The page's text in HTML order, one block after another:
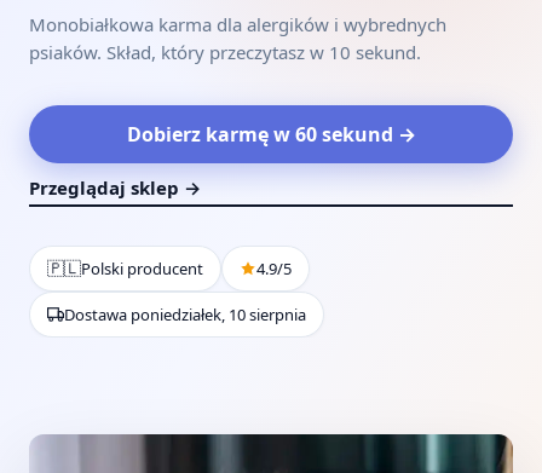
Monobiałkowa karma dla alergików i wybrednych
psiaków. Skład, który przeczytasz w 10 sekund.
Dobierz karmę w 60 sekund →
Przeglądaj sklep →
🇵🇱Polski producent 4.9/5
Dostawa poniedziałek, 10 sierpnia